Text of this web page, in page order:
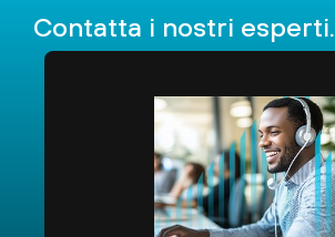
Contatta i nostri esperti.